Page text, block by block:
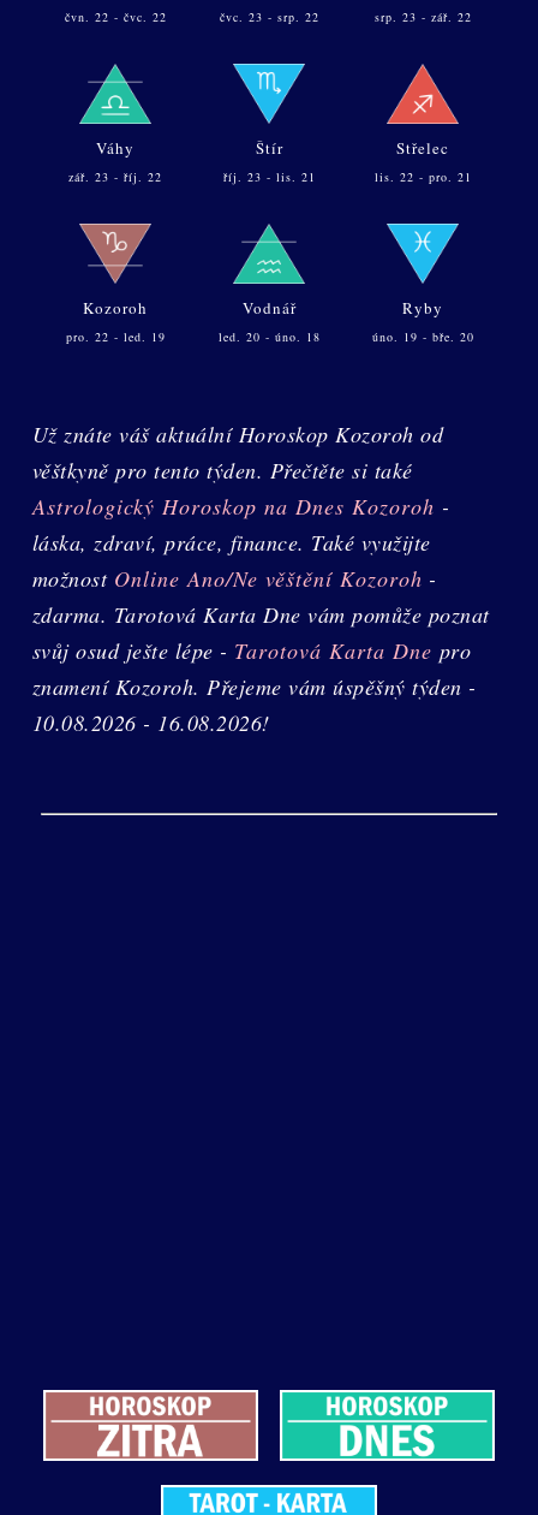
čvn. 22 - čvc. 22 čvc. 23 - srp. 22 srp. 23 - zář. 22
Váhy
zář. 23 - říj. 22
Štír
říj. 23 - lis. 21
Střelec
lis. 22 - pro. 21
Kozoroh
pro. 22 - led. 19
Vodnář
led. 20 - úno. 18
Ryby
úno. 19 - bře. 20
Už znáte váš aktuální Horoskop Kozoroh od
věštkyně pro tento týden. Přečtěte si také
Astrologický Horoskop na Dnes Kozoroh -
láska, zdraví, práce, finance. Také využijte
možnost Online Ano/Ne věštění Kozoroh -
zdarma. Tarotová Karta Dne vám pomůže poznat
svůj osud ješte lépe - Tarotová Karta Dne pro
znamení Kozoroh. Přejeme vám úspěšný týden -
10.08.2026 - 16.08.2026!